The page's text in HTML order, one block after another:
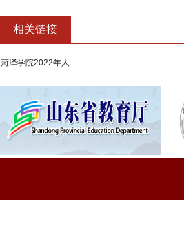
相关链接
菏泽学院2022年人...